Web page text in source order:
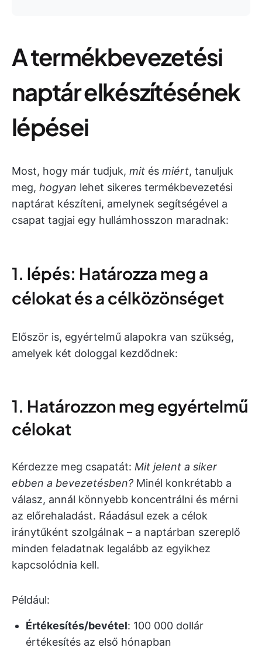
A termékbevezetési
naptár elkészítésének
lépései
Most, hogy már tudjuk, mit és miért, tanuljuk
meg, hogyan lehet sikeres termékbevezetési
naptárat készíteni, amelynek segítségével a
csapat tagjai egy hullámhosszon maradnak:
1. lépés: Határozza meg a
célokat és a célközönséget
Először is, egyértelmű alapokra van szükség,
amelyek két dologgal kezdődnek:
1. Határozzon meg egyértelmű
célokat
Kérdezze meg csapatát: Mit jelent a siker
ebben a bevezetésben? Minél konkrétabb a
válasz, annál könnyebb koncentrálni és mérni
az előrehaladást. Ráadásul ezek a célok
iránytűként szolgálnak – a naptárban szereplő
minden feladatnak legalább az egyikhez
kapcsolódnia kell.
Például:
Értékesítés/bevétel: 100 000 dollár
értékesítés az első hónapban